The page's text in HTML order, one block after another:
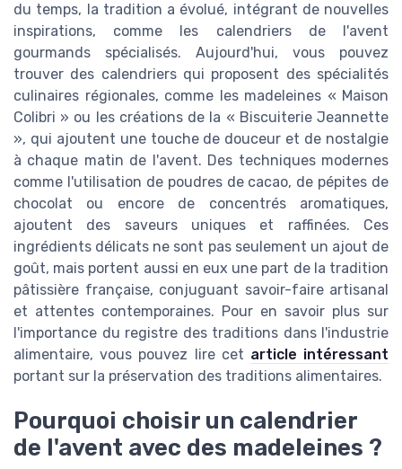
du temps, la tradition a évolué, intégrant de nouvelles
inspirations, comme les calendriers de l'avent
gourmands spécialisés. Aujourd'hui, vous pouvez
trouver des calendriers qui proposent des spécialités
culinaires régionales, comme les madeleines « Maison
Colibri » ou les créations de la « Biscuiterie Jeannette
», qui ajoutent une touche de douceur et de nostalgie
à chaque matin de l'avent. Des techniques modernes
comme l'utilisation de poudres de cacao, de pépites de
chocolat ou encore de concentrés aromatiques,
ajoutent des saveurs uniques et raffinées. Ces
ingrédients délicats ne sont pas seulement un ajout de
goût, mais portent aussi en eux une part de la tradition
pâtissière française, conjuguant savoir-faire artisanal
et attentes contemporaines. Pour en savoir plus sur
l'importance du registre des traditions dans l'industrie
alimentaire, vous pouvez lire cet article intéressant
portant sur la préservation des traditions alimentaires.
Pourquoi choisir un calendrier
de l'avent avec des madeleines ?